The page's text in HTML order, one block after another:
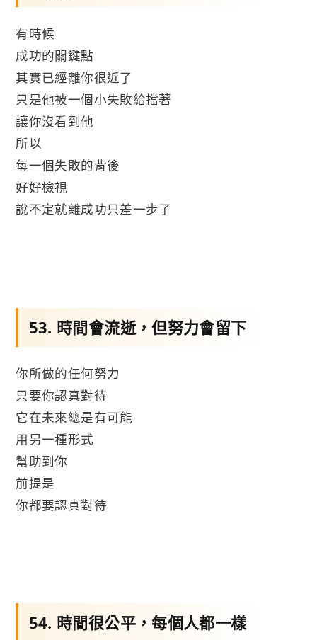
有時候
成功的關鍵點
其實已經離你很近了
只是他被一個小失敗給擋著
讓你沒看到他
所以
每一個失敗的背後
好好檢視
說不定就離成功只差一步了
53. 時間會流逝，但努力會留下
你所做的任何努力
只要你認真對待
它在未來總是有可能
用另一種形式
幫助到你
前提是
你都要認真對待
54. 時間很公平，每個人都一樣